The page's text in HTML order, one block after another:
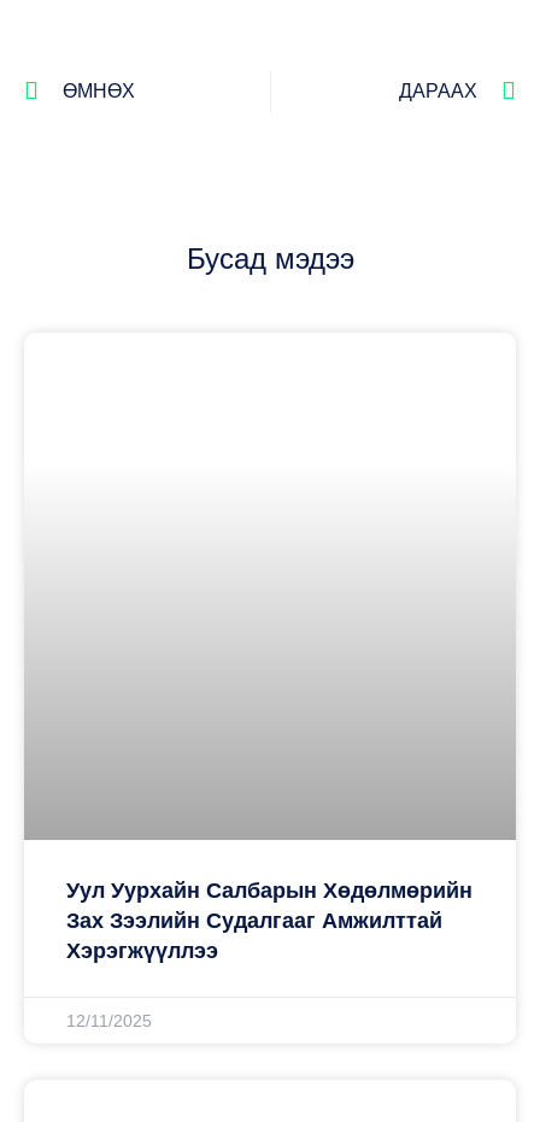
ӨМНӨХ ДАРААХ
Бусад мэдээ
Уул Уурхайн Салбарын Хөдөлмөрийн
Зах Зээлийн Судалгааг Амжилттай
Хэрэгжүүллээ
12/11/2025